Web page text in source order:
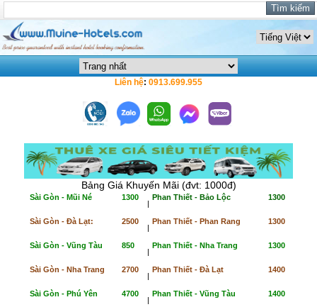
Liên hệ: 0913.699.955
Bảng Giá Khuyến Mãi (đvt: 1000đ)
Sài Gòn - Mũi Né 1300
|
Phan Thiết - Bảo Lộc 1300
Sài Gòn - Đà Lạt: 2500
|
Phan Thiết - Phan Rang 1300
Sài Gòn - Vũng Tàu 850
|
Phan Thiết - Nha Trang 1300
Sài Gòn - Nha Trang 2700
|
Phan Thiết - Đà Lạt 1400
Sài Gòn - Phú Yên 4700
|
Phan Thiết - Vũng Tàu 1400